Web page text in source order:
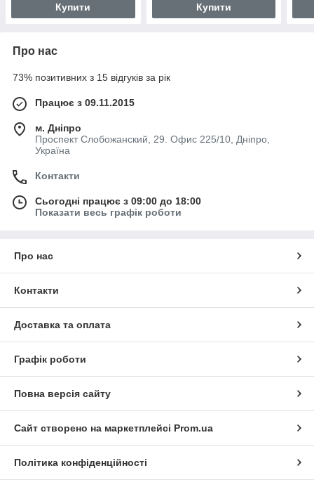
Купити Купити
Про нас
73% позитивних з 15 відгуків за рік
Працює з 09.11.2015
м. Дніпро
Проспект Слобожанский, 29. Офис 225/10, Дніпро,
Україна
Контакти
Сьогодні працює з 09:00 до 18:00
Показати весь графік роботи
Про нас
Контакти
Доставка та оплата
Графік роботи
Повна версія сайту
Сайт створено на маркетплейсі Prom.ua
Політика конфіденційності